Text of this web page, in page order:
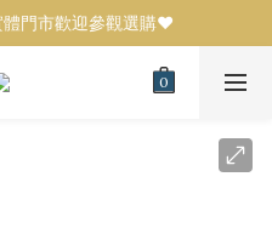
門市歡迎參觀選購❤️
門市歡迎參觀選購❤️
／款式可來圖報價💟